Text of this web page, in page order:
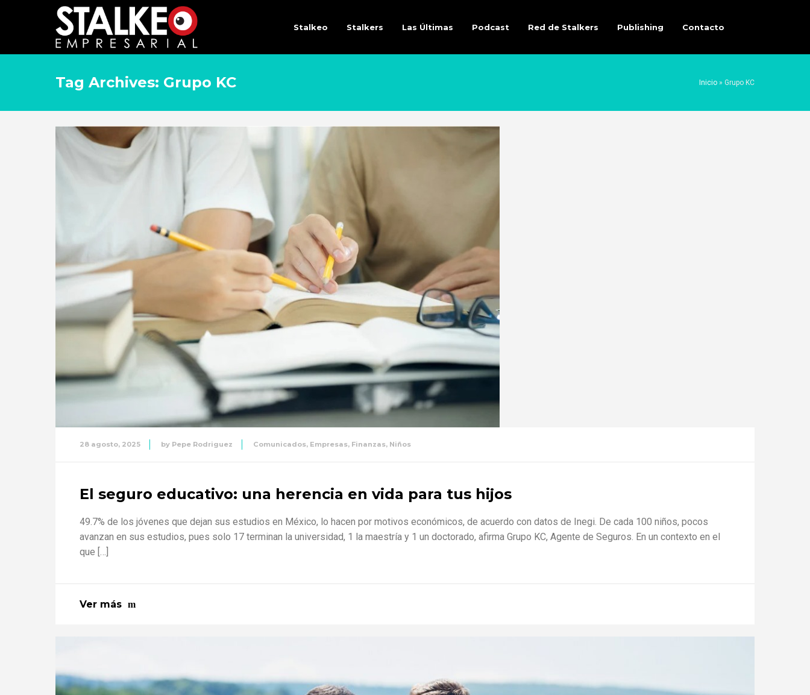
Stalkeo Stalkers Las Últimas Podcast Red de Stalkers Publishing Contacto
Tag Archives: Grupo KC Inicio » Grupo KC
28 agosto, 2025 by Pepe Rodriguez Comunicados, Empresas, Finanzas, Niños
El seguro educativo: una herencia en vida para tus hijos
49.7% de los jóvenes que dejan sus estudios en México, lo hacen por motivos económicos, de acuerdo con datos de Inegi. De cada 100 niños, pocos
avanzan en sus estudios, pues solo 17 terminan la universidad, 1 la maestría y 1 un doctorado, afirma Grupo KC, Agente de Seguros. En un contexto en el
que […]
Ver más